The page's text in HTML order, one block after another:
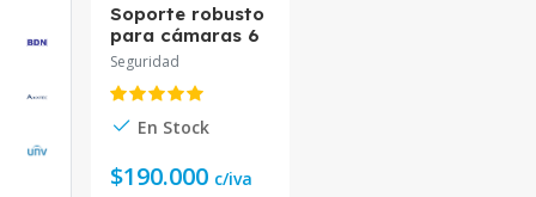
Soporte robusto
para cámaras 6
metros
Seguridad
En Stock
$190.000 c/iva